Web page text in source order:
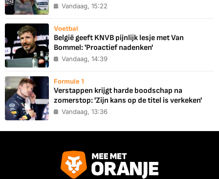
Vandaag, 15:22
Voetbal
België geeft KNVB pijnlijk lesje met Van
Bommel: 'Proactief nadenken'
Vandaag, 14:39
Formule 1
Verstappen krijgt harde boodschap na
zomerstop: 'Zijn kans op de titel is verkeken'
Vandaag, 13:36